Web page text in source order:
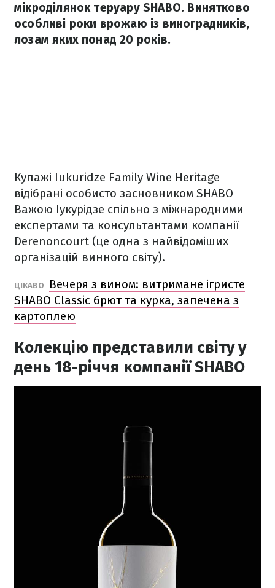
мікроділянок теруару SHABO. Винятково
особливі роки врожаю із виноградників,
лозам яких понад 20 років.
Купажі Iukuridze Family Wine Heritage
відібрані особисто засновником SHABO
Важою Іукурідзе спільно з міжнародними
експертами та консультантами компанії
Derenoncourt (це одна з найвідоміших
організацій винного світу).
ЦІКАВО
Вечеря з вином: витримане ігристе
SHABO Classic брют та курка, запечена з
картоплею
Колекцію представили світу у
день 18-річчя компанії SHABO